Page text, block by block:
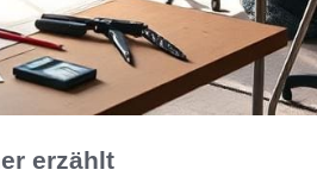
erzählt